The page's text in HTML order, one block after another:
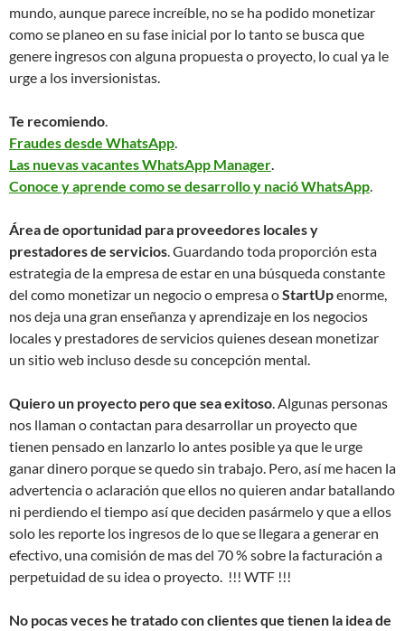
mundo, aunque parece increíble, no se ha podido monetizar
como se planeo en su fase inicial por lo tanto se busca que
genere ingresos con alguna propuesta o proyecto, lo cual ya le
urge a los inversionistas.
Te recomiendo
Fraudes desde WhatsApp
Las nuevas vacantes WhatsApp Manager
Conoce y aprende como se desarrollo y nació WhatsApp
Área de oportunidad para proveedores locales y
prestadores de servicios . Guardando toda proporción esta
estrategia de la empresa de estar en una búsqueda constante
del como monetizar un negocio o empresa oStartUpenorme,
nos deja una gran enseñanza y aprendizaje en los negocios
locales y prestadores de servicios quienes desean monetizar
un sitio web incluso desde su concepción mental.
Quiero un proyecto pero que sea exitoso . Algunas personas
nos llaman o contactan para desarrollar un proyecto que
tienen pensado en lanzarlo lo antes posible ya que le urge
ganar dinero porque se quedo sin trabajo. Pero, así me hacen la
advertencia o aclaración que ellos no quieren andar batallando
ni perdiendo el tiempo así que deciden pasármelo y que a ellos
solo les reporte los ingresos de lo que se llegara a generar en
efectivo, una comisión de mas del 70 % sobre la facturación a
perpetuidad de su idea o proyecto. !!! WTF !!!
No pocas veces he tratado con clientes que tienen la idea de